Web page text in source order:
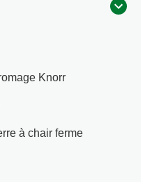
Knorr
à chair ferme